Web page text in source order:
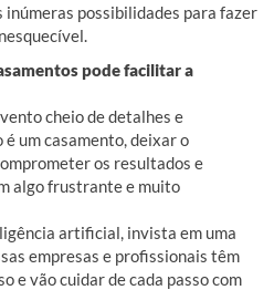
inúmeras possibilidades para fazer
pode facilitar a
cheio de detalhes e
um casamento, deixar o
os resultados e
algo frustrante e muito
artificial, invista em uma
empresas e profissionais têm
e vão cuidar de cada passo com